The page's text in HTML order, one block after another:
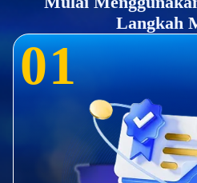
Langkah
01